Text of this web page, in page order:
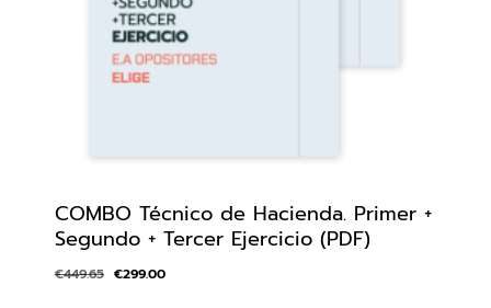
COMBO Técnico de Hacienda. Primer +
Segundo + Tercer Ejercicio (PDF)
€449.65 €299.00